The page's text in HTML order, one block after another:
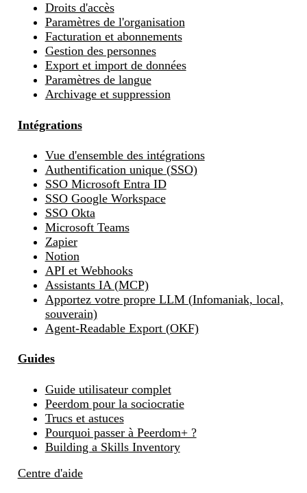
Droits d'accès
Paramètres de l'organisation
Facturation et abonnements
Gestion des personnes
Export et import de données
Paramètres de langue
Archivage et suppression
Intégrations
Vue d'ensemble des intégrations
Authentification unique (SSO)
SSO Microsoft Entra ID
SSO Google Workspace
SSO Okta
Microsoft Teams
Zapier
Notion
API et Webhooks
Assistants IA (MCP)
Apportez votre propre LLM (Infomaniak, local,
souverain)
Agent-Readable Export (OKF)
Guides
Guide utilisateur complet
Peerdom pour la sociocratie
Trucs et astuces
Pourquoi passer à Peerdom+ ?
Building a Skills Inventory
Centre d'aide